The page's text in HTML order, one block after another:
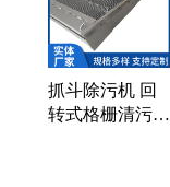
抓斗除污机 回
转式格栅清污机